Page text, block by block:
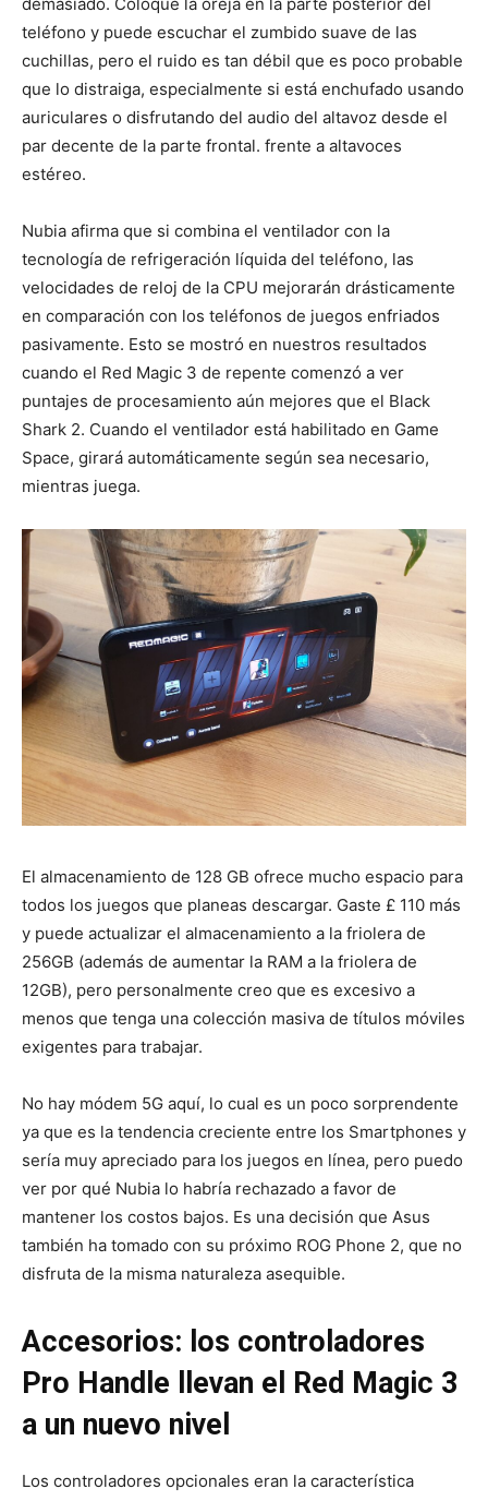
teléfono y puede escuchar el zumbido suave de las
cuchillas, pero el ruido es tan débil que es poco probable
que lo distraiga, especialmente si está enchufado usando
auriculares o disfrutando del audio del altavoz desde el
par decente de la parte frontal. frente a altavoces
estéreo.
Nubia afirma que si combina el ventilador con la
tecnología de refrigeración líquida del teléfono, las
velocidades de reloj de la CPU mejorarán drásticamente
en comparación con los teléfonos de juegos enfriados
pasivamente. Esto se mostró en nuestros resultados
cuando el Red Magic 3 de repente comenzó a ver
puntajes de procesamiento aún mejores que el Black
Shark 2. Cuando el ventilador está habilitado en Game
Space, girará automáticamente según sea necesario,
mientras juega.
El almacenamiento de 128 GB ofrece mucho espacio para
todos los juegos que planeas descargar. Gaste £ 110 más
y puede actualizar el almacenamiento a la friolera de
256GB (además de aumentar la RAM a la friolera de
12GB), pero personalmente creo que es excesivo a
menos que tenga una colección masiva de títulos móviles
exigentes para trabajar.
No hay módem 5G aquí, lo cual es un poco sorprendente
ya que es la tendencia creciente entre los Smartphones y
sería muy apreciado para los juegos en línea, pero puedo
ver por qué Nubia lo habría rechazado a favor de
mantener los costos bajos. Es una decisión que Asus
también ha tomado con su próximo ROG Phone 2, que no
disfruta de la misma naturaleza asequible.
Accesorios: los controladores
Pro Handle llevan el Red Magic 3
a un nuevo nivel
Los controladores opcionales eran la característica